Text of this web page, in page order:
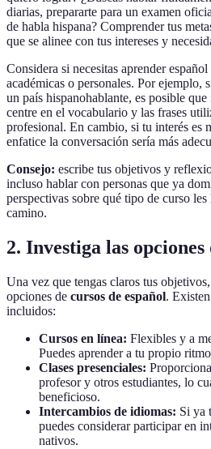
diarias, prepararte para un examen
de habla hispana? Comprender tus
que se alinee con tus intereses y
Considera si necesitas aprender
académicas o personales. Por ejemplo,
un país hispanohablante, es posible que
centre en el vocabulario y las frases
profesional. En cambio, si tu interés es
enfatice la conversación sería más
Consejo: escribe tus objetivos y
incluso hablar con personas que ya
perspectivas sobre qué tipo de curso
camino.
2. Investiga las
Una vez que tengas claros tus
opciones de cursos de español.
incluidos:
Cursos en línea: Flexibles y a
Puedes aprender a tu propio
Clases presenciales:
profesor y otros estudiantes, lo
beneficioso.
Intercambios de idiomas: Si ya
puedes considerar participar en
nativos.